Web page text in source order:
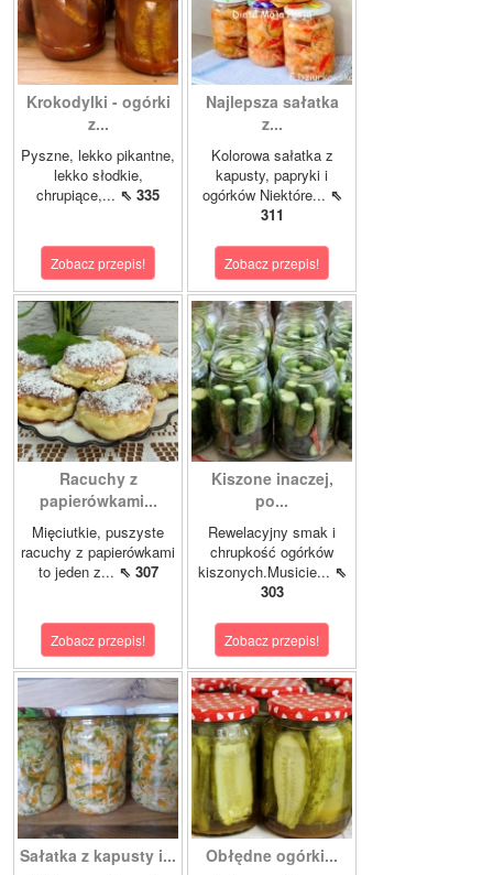
Krokodylki - ogórki
z...
Pyszne, lekko pikantne,
lekko słodkie,
chrupiące,... ⇖ 335
Zobacz przepis!
Najlepsza sałatka
z...
Kolorowa sałatka z
kapusty, papryki i
ogórków Niektóre... ⇖
311
Zobacz przepis!
Racuchy z
papierówkami...
Mięciutkie, puszyste
racuchy z papierówkami
to jeden z... ⇖ 307
Zobacz przepis!
Kiszone inaczej,
po...
Rewelacyjny smak i
chrupkość ogórków
kiszonych.Musicie... ⇖
303
Zobacz przepis!
Sałatka z kapusty i... Obłędne ogórki...